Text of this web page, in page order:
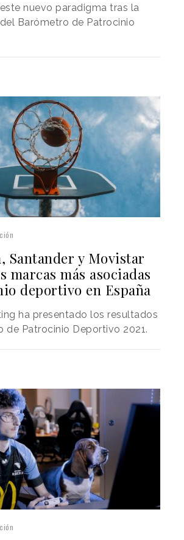
nuevo paradigma tras la
Barómetro de Patrocinio
Santander y Movistar
marcas más asociadas
deportivo en España
ha presentado los resultados
de Patrocinio Deportivo 2021.